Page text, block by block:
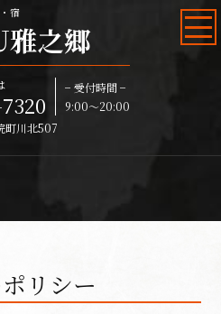
宿
之郷
− 受付時間 −
9:00～20:00
町川北507
リシー